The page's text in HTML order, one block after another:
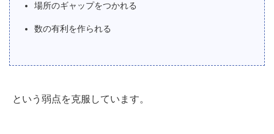
場所のギャップをつかれる
数の有利を作られる
という弱点を克服しています。